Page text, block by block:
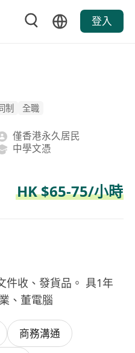
登入
制 全職
僅香港永久居民
中學文憑
HK $65-75/小時
件收、發貨品。 具1年
、董電腦
商務溝通